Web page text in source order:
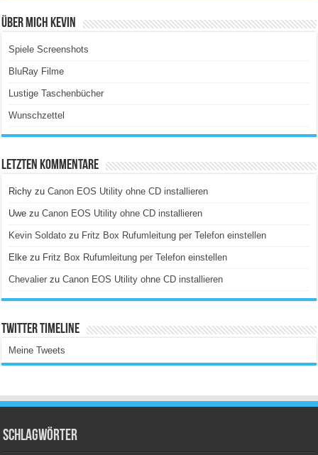
Über Mich Kevin
Spiele Screenshots
BluRay Filme
Lustige Taschenbücher
Wunschzettel
Letzten Kommentare
Richy zuCanon EOS Utility ohne CD installieren
Uwe zuCanon EOS Utility ohne CD installieren
Kevin Soldato zu Fritz Box Rufumleitung per Telefon einstellen
Elke zu Fritz Box Rufumleitung per Telefon einstellen
Chevalier zuCanon EOS Utility ohne CD installieren
Twitter Timeline
Meine Tweets
Schlagwörter